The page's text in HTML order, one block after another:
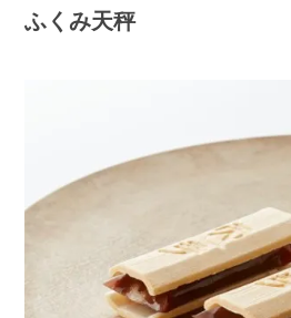
ふくみ天秤